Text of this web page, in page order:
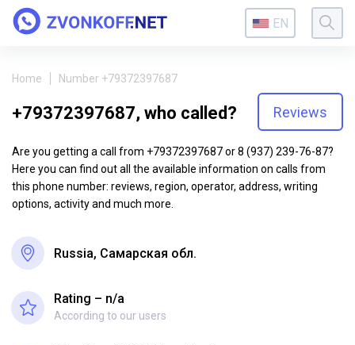
EN
Home Number +79372397687
+79372397687, who called? Reviews
Are you getting a call from +79372397687 or 8 (937) 239-76-87?
Here you can find out all the available information on calls from
this phone number: reviews, region, operator, address, writing
options, activity and much more.
Russia, Самарская обл.
Rating – n/a
According to our users